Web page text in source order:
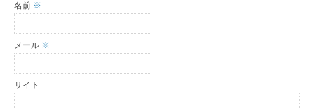
名前 ※
メール ※
サイト